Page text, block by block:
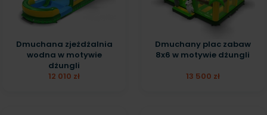
Dmuchana zjeżdżalnia
wodna w motywie
dżungli
12 010 zł
Dmuchany plac zabaw
8x6 w motywie dżungli
13 500 zł